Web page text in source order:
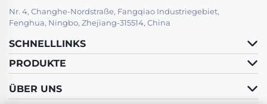
Nr. 4, Changhe-Nordstraße, Fangqiao Industriegebiet,
Fenghua, Ningbo, Zhejiang-315514, China
SCHNELLLINKS
PRODUKTE
ÜBER UNS